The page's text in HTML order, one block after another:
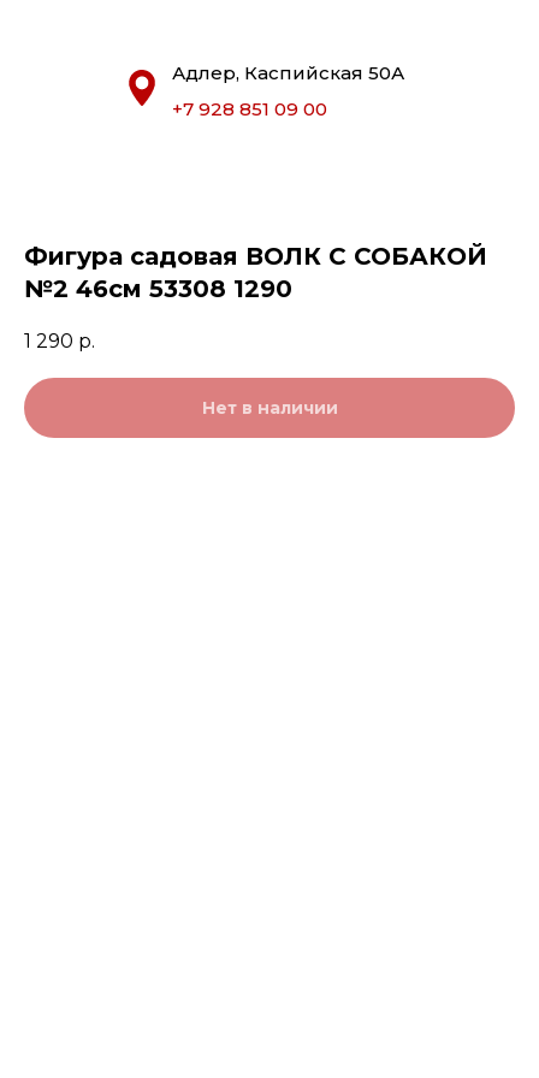
Адлер, Каспийская 50А
+7 928 851 09 00
Фигура садовая ВОЛК С СОБАКОЙ
№2 46см 53308 1290
1 290 р.
Нет в наличии